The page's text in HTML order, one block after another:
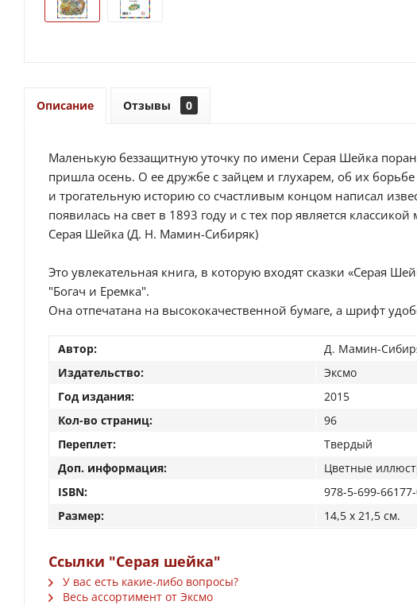
Описание Отзывы 0
Маленькую беззащитную уточку по имени Серая Шейка
пришла осень. О ее дружбе с зайцем и глухарем, об их
и трогательную историю со счастливым концом написал
появилась на свет в 1893 году и с тех пор является
Серая Шейка (Д. Н. Мамин-Сибиряк)
Это увлекательная книга, в которую входят сказки «Серая
"Богач и Еремка".
Она отпечатана на высококачественной бумаге, а шрифт
Автор:
Д. Мамин-
Издательство:
Эксмо
Год издания:
2015
Кол-во страниц:
96
Переплет:
Твердый
Доп. информация:
Цветные
ISBN:
978-5-699-
Размер:
14,5 x 21,5 см.
Ссылки "Серая шейка"
У вас есть какие-либо вопросы?
Весь ассортимент от Эксмо